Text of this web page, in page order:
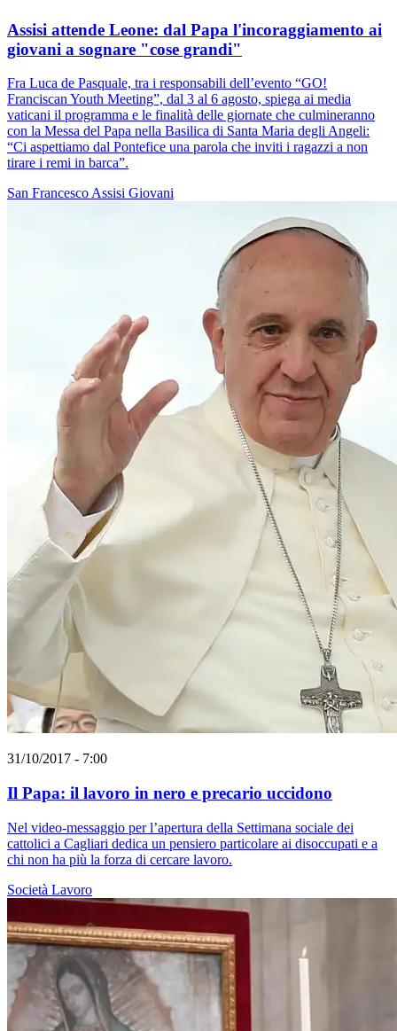
Assisi attende Leone: dal Papa l'incoraggiamento ai
giovani a sognare "cose grandi"
Fra Luca de Pasquale, tra i responsabili dell’evento “GO!
Franciscan Youth Meeting”, dal 3 al 6 agosto, spiega ai media
vaticani il programma e le finalità delle giornate che culmineranno
con la Messa del Papa nella Basilica di Santa Maria degli Angeli:
“Ci aspettiamo dal Pontefice una parola che inviti i ragazzi a non
tirare i remi in barca”.
San FrancescoAssisi Giovani
31/10/2017 - 7:00
Il Papa: il lavoro in nero e precario uccidono
Nel video-messaggio per l’apertura della Settimana sociale dei
cattolici a Cagliari dedica un pensiero particolare ai disoccupati e a
chi non ha più la forza di cercare lavoro.
Società Lavoro